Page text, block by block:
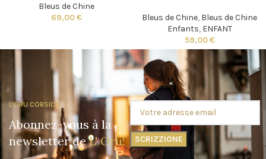
Bleus de Chine
69,00€ Bleus de Chine, Bleus de Chine
Enfants, ENFANT
59,00€
L'ORU CORSICA
Abonnez-vous à la
newsletter deL' Oru!